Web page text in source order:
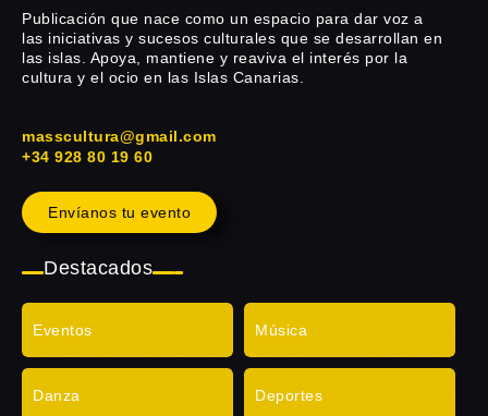
Publicación que nace como un espacio para dar voz a
las iniciativas y sucesos culturales que se desarrollan en
las islas. Apoya, mantiene y reaviva el interés por la
cultura y el ocio en las Islas Canarias.
masscultura@gmail.com
+34 928 80 19 60
Envíanos tu evento
Destacados
Eventos Música
Danza Deportes